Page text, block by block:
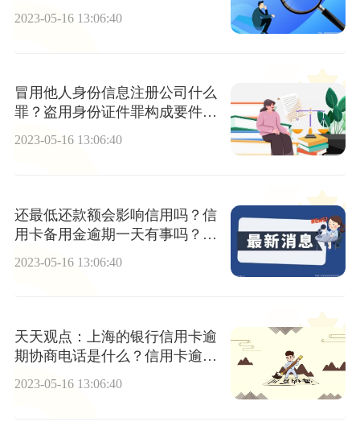
构为董事会吗？
2023-05-16 13:06:40
冒用他人身份信息注册公司什么
罪？盗用身份证件罪构成要件是
什么？
2023-05-16 13:06:40
还最低还款额会影响信用吗？信
用卡备用金逾期一天有事吗？_
2023-05-16 13:06:40
天天观点：上海的银行信用卡逾
期协商电话是什么？信用卡逾期
银行会给电话通知吗？
2023-05-16 13:06:40